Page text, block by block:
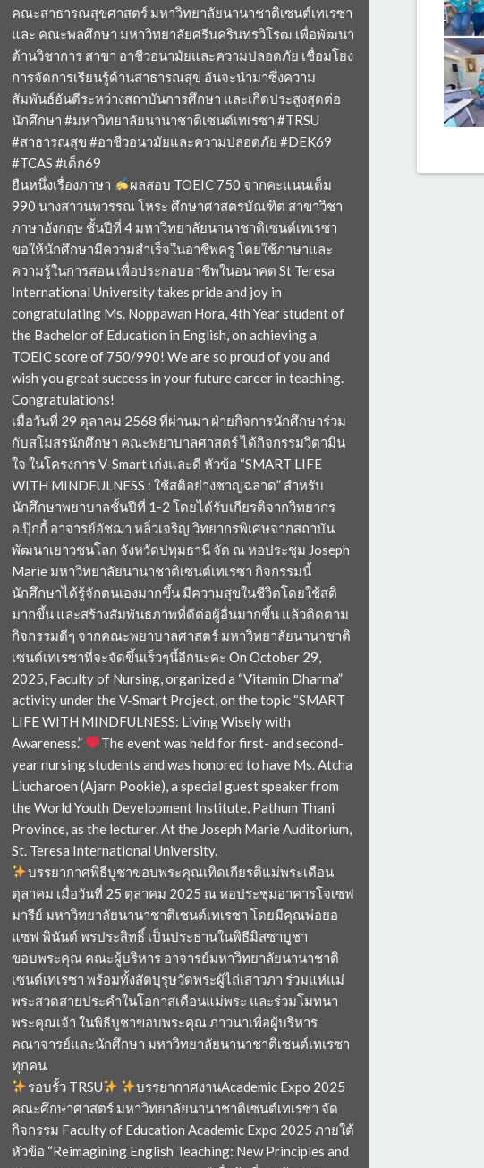
คณะสาธารณสุขศาสตร์ มหาวิทยาลัยนานาชาติเซนต์เทเรซา
และ คณะพลศึกษา มหาวิทยาลัยศรีนครินทรวิโรฒ เพื่อพัฒนา
ด้านวิชาการ สาขา อาชีวอนามัยและความปลอดภัย เชื่อมโยง
การจัดการเรียนรู้ด้านสาธารณสุข อันจะนำมาซึ่งความ
สัมพันธ์อันดีระหว่างสถาบันการศึกษา และเกิดประสูงสุดต่อ
นักศึกษา #มหาวิทยาลัยนานาชาติเซนต์เทเรซา #TRSU
#สาธารณสุข #อาชีวอนามัยและความปลอดภัย #DEK69
#TCAS #เด็ก69
ยืนหนึ่งเรื่องภาษา
ผลสอบ TOEIC 750 จากคะแนนเต็ม
990 นางสาวนพวรรณ โหระ ศึกษาศาสตรบัณฑิต สาขาวิชา
ภาษาอังกฤษ ชั้นปีที่ 4 มหาวิทยาลัยนานาชาติเซนต์เทเรซา
ขอให้นักศึกษามีความสำเร็จในอาชีพครู โดยใช้ภาษาและ
ความรู้ในการสอน เพื่อประกอบอาชีพในอนาคต St Teresa
International University takes pride and joy in
congratulating Ms. Noppawan Hora, 4th Year student of
the Bachelor of Education in English, on achieving a
TOEIC score of 750/990! We are so proud of you and
wish you great success in your future career in teaching.
Congratulations!
เมื่อวันที่ 29 ตุลาคม 2568 ที่ผ่านมา ฝ่ายกิจการนักศึกษาร่วม
กับสโมสรนักศึกษา คณะพยาบาลศาสตร์ ได้กิจกรรมวิตามิน
ใจ ในโครงการ V-Smart เก่งและดี หัวข้อ “SMART LIFE
WITH MINDFULNESS : ใช้สติอย่างชาญฉลาด” สำหรับ
นักศึกษาพยาบาลชั้นปีที่ 1-2 โดยได้รับเกียรติจากวิทยากร
อ.ปุ๊กกี้ อาจารย์อัชฌา หลิ่วเจริญ วิทยากรพิเศษจากสถาบัน
พัฒนาเยาวชนโลก จังหวัดปทุมธานี จัด ณ หอประชุม Joseph
Marie มหาวิทยาลัยนานาชาติเซนต์เทเรซา กิจกรรมนี้
นักศึกษาได้รู้จักตนเองมากขึ้น มีความสุขในชีวิตโดยใช้สติ
มากขึ้น และสร้างสัมพันธภาพที่ดีต่อผู้อื่นมากขึ้น แล้วติดตาม
กิจกรรมดีๆ จากคณะพยาบาลศาสตร์ มหาวิทยาลัยนานาชาติ
เซนต์เทเรซาที่จะจัดขึ้นเร็วๆนี้อีกนะคะ On October 29,
2025, Faculty of Nursing, organized a “Vitamin Dharma”
activity under the V-Smart Project, on the topic “SMART
LIFE WITH MINDFULNESS: Living Wisely with
Awareness.”
The event was held for first- and second-
year nursing students and was honored to have Ms. Atcha
Liucharoen (Ajarn Pookie), a special guest speaker from
the World Youth Development Institute, Pathum Thani
Province, as the lecturer. At the Joseph Marie Auditorium,
St. Teresa International University.
บรรยากาศพิธีบูชาขอบพระคุณเทิดเกียรติแม่พระเดือน
ตุลาคม เมื่อวันที่ 25 ตุลาคม 2025 ณ หอประชุมอาคารโจเซฟ
มารีย์ มหาวิทยาลัยนานาชาติเซนต์เทเรซา โดยมีคุณพ่อยอ
แซฟ พินันต์ พรประสิทธิ์ เป็นประธานในพิธีมิสซาบูชา
ขอบพระคุณ คณะผู้บริหาร อาจารย์มหาวิทยาลัยนานาชาติ
เซนต์เทเรซา พร้อมทั้งสัตบุรุษวัดพระผู้ไถ่เสาวภา ร่วมแห่แม่
พระสวดสายประคำในโอกาสเดือนแม่พระ และร่วมโมทนา
พระคุณเจ้า ในพิธีบูชาขอบพระคุณ ภาวนาเพื่อผู้บริหาร
คณาจารย์และนักศึกษา มหาวิทยาลัยนานาชาติเซนต์เทเรซา
ทุกคน
รอบรั้ว TRSU
บรรยากาศงานAcademic Expo 2025
คณะศึกษาศาสตร์ มหาวิทยาลัยนานาชาติเซนต์เทเรซา จัด
กิจกรรม Faculty of Education Academic Expo 2025 ภายใต้
หัวข้อ “Reimagining English Teaching: New Principles and